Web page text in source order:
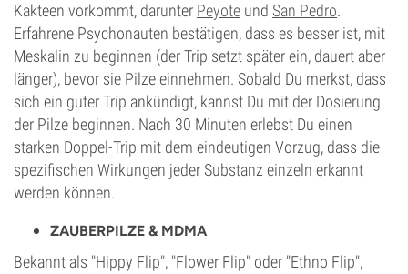
Kakteen vorkommt, darunter Peyote und San Pedro.
Erfahrene Psychonauten bestätigen, dass es besser ist, mit
Meskalin zu beginnen (der Trip setzt später ein, dauert aber
länger), bevor sie Pilze einnehmen. Sobald Du merkst, dass
sich ein guter Trip ankündigt, kannst Du mit der Dosierung
der Pilze beginnen. Nach 30 Minuten erlebst Du einen
starken Doppel-Trip mit dem eindeutigen Vorzug, dass die
spezifischen Wirkungen jeder Substanz einzeln erkannt
werden können.
ZAUBERPILZE & MDMA
Bekannt als "Hippy Flip", "Flower Flip" oder "Ethno Flip",